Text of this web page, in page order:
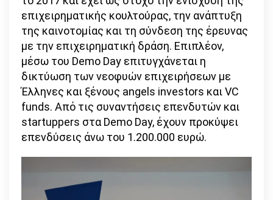
επιχειρηματικής κουλτούρας, την ανάπτυξη
της καινοτομίας και τη σύνδεση της έρευνας
με την επιχειρηματική δράση. Επιπλέον,
μέσω του Demo Day επιτυγχάνεται η
δικτύωση των νεοφυών επιχειρήσεων με
Έλληνες και ξένους angels investors και VC
funds. Από τις συναντήσεις επενδυτών και
startuppers στα Demo Day, έχουν προκύψει
επενδύσεις άνω του 1.200.000 ευρώ.